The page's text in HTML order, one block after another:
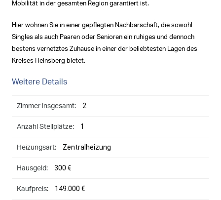
Mobilität in der gesamten Region garantiert ist.
Hier wohnen Sie in einer gepflegten Nachbarschaft, die sowohl
Singles als auch Paaren oder Senioren ein ruhiges und dennoch
bestens vernetztes Zuhause in einer der beliebtesten Lagen des
Kreises Heinsberg bietet.
Weitere Details
Zimmer insgesamt: 2
Anzahl Stellplätze: 1
Heizungsart: Zentralheizung
Hausgeld: 300 €
Kaufpreis: 149.000 €